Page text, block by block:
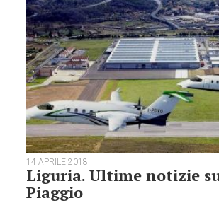
14 APRILE 2018
Liguria. Ultime notizie
Piaggio